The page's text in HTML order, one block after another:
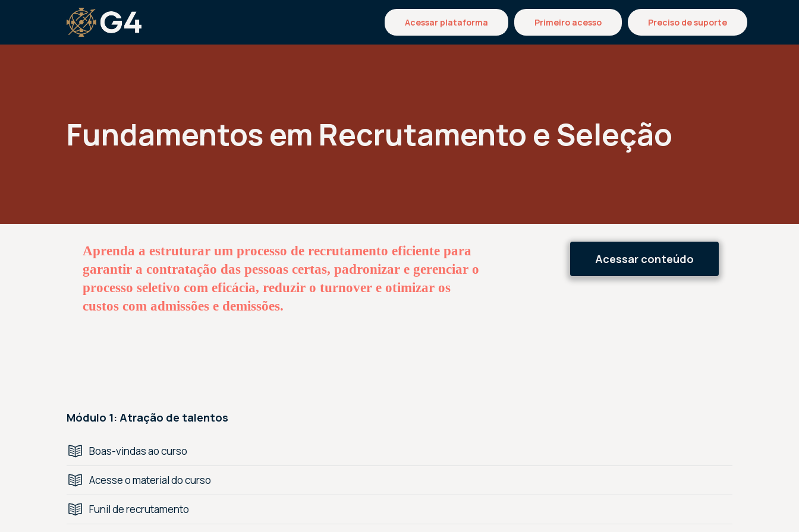
Acessar plataforma Primeiro acesso Preciso de suporte
Fundamentos em Recrutamento e Seleção
Aprenda a estruturar um processo de recrutamento eficiente para
garantir a contratação das pessoas certas, padronizar e gerenciar o
processo seletivo com eficácia, reduzir o turnover e otimizar os
custos com admissões e demissões.
Acessar conteúdo
Módulo 1: Atração de talentos
Boas-vindas ao curso
Acesse o material do curso
Funil de recrutamento